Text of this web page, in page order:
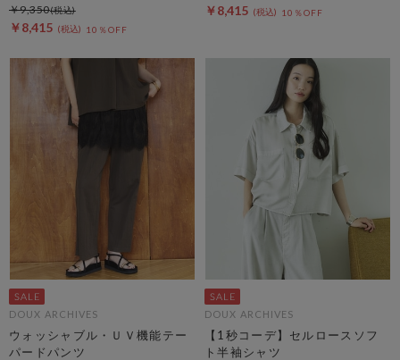
￥8,415 10％OFF
￥9,350 ￥8,415 10％OFF
DOUX ARCHIVES
ウォッシャブル・ＵＶ機能テー
パードパンツ
DOUX ARCHIVES
【1秒コーデ】セルロースソフ
ト半袖シャツ